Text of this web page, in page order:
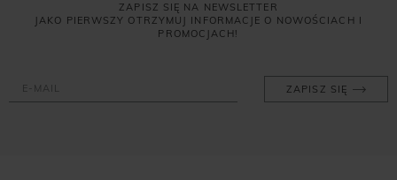
ZAPISZ SIĘ NA NEWSLETTER
JAKO PIERWSZY OTRZYMUJ INFORMACJE O NOWOŚCIACH I
PROMOCJACH!
ZAPISZ SIĘ